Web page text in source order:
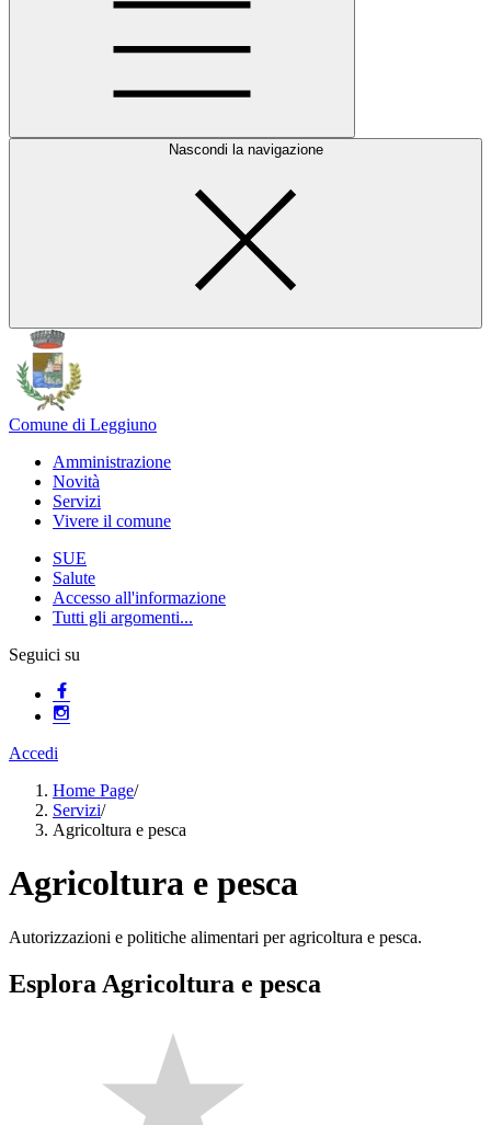
Nascondi la navigazione
Comune di Leggiuno
Amministrazione
Novità
Servizi
Vivere il comune
SUE
Salute
Accesso all'informazione
Tutti gli argomenti...
Seguici su
Accedi
Home Page/
Servizi/
Agricoltura e pesca
Agricoltura e pesca
Autorizzazioni e politiche alimentari per agricoltura e pesca.
Esplora Agricoltura e pesca